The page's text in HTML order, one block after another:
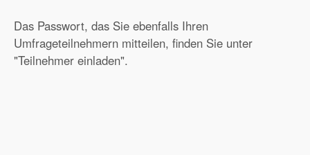
Das Passwort, das Sie ebenfalls Ihren
Umfrageteilnehmern mitteilen, finden Sie unter
"Teilnehmer einladen".